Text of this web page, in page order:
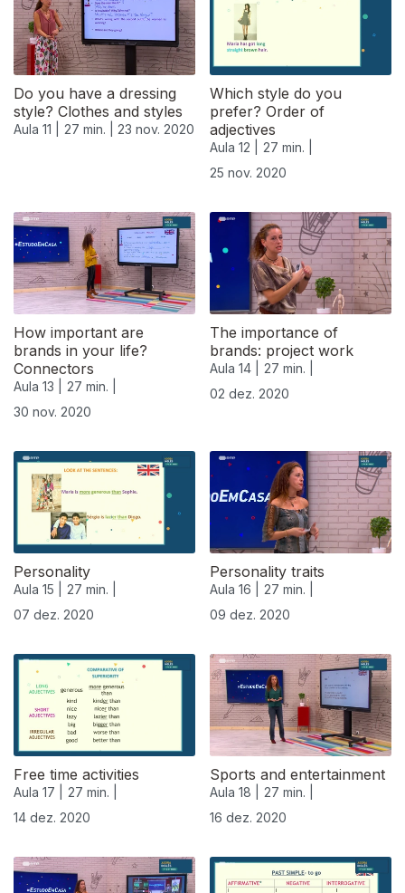
Do you have a dressing
style? Clothes and styles
Aula 11 | 27 min. | 23 nov. 2020
Which style do you
prefer? Order of
adjectives
Aula 12 |
27 min. |
25 nov. 2020
How important are
brands in your life?
Connectors
Aula 13 |
27 min. |
30 nov. 2020
The importance of
brands: project work
Aula 14 |
27 min. |
02 dez. 2020
Personality
Aula 15 |
27 min. |
07 dez. 2020
Personality traits
Aula 16 |
27 min. |
09 dez. 2020
Free time activities
Aula 17 |
27 min. |
14 dez. 2020
Sports and entertainment
Aula 18 |
27 min. |
16 dez. 2020